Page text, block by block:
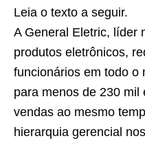
Leia o texto a seguir.
A General Eletric, líder
produtos eletrônicos,
funcionários em todo o
para menos de 230
vendas ao mesmo
hierarquia gerencial